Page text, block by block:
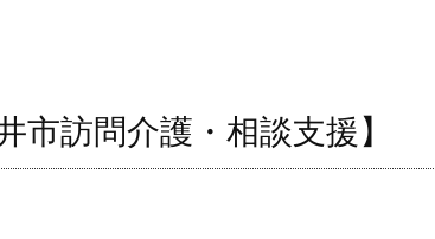
訪問介護・相談支援】